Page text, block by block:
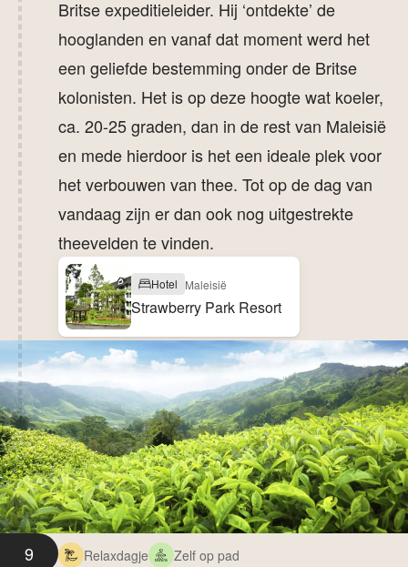
Britse expeditieleider. Hij ‘ontdekte’ de
hooglanden en vanaf dat moment werd het
een geliefde bestemming onder de Britse
kolonisten. Het is op deze hoogte wat koeler,
ca. 20-25 graden, dan in de rest van Maleisië
en mede hierdoor is het een ideale plek voor
het verbouwen van thee. Tot op de dag van
vandaag zijn er dan ook nog uitgestrekte
theevelden te vinden.
Hotel Maleisië
Strawberry Park Resort
9 Relaxdagje Zelf op pad